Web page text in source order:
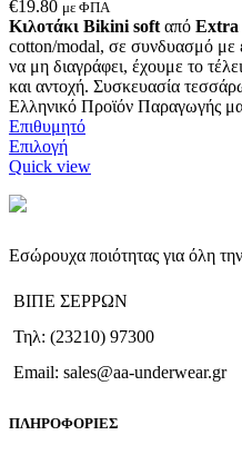
του
προϊόντος
€19.80 με ΦΠΑ
Κιλοτάκι Bikini soft από Extra
cotton/modal, σε συνδυασμό με
να μη διαγράφει, έχουμε το
και αντοχή. Συσκευασία
Ελληνικό Προϊόν Παραγωγής
Επιθυμητό
ΕπιλογήΑυτό
το
παραλλαγές.
Οι
μπορούν
επιλεγούν
στη
σελίδα
προϊόντος
Quick view
Εσώρουχα ποιότητας για όλη την
ΒΙΠΕ ΣΕΡΡΩΝ
Τηλ: (23210) 97300
Email: sales@aa-underwear.gr
ΠΛΗΡΟΦΟΡΙΕΣ